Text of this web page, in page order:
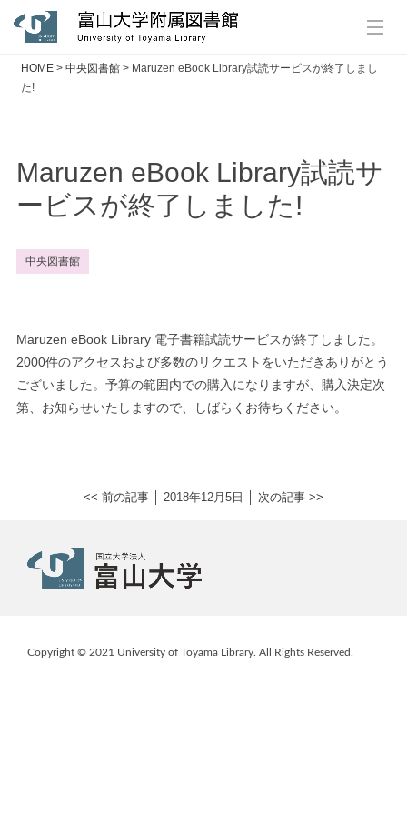
HOME> 中央図書館> Maruzen eBook Library試読サービスが終了しまし
た!
Maruzen eBook Library試読サ
ービスが終了しました!
中央図書館
Maruzen eBook Library 電子書籍試読サービスが終了しました。
2000件のアクセスおよび多数のリクエストをいただきありがとう
ございました。予算の範囲内での購入になりますが、購入決定次
第、お知らせいたしますので、しばらくお待ちください。
<< 前の記事 │ 2018年12月5日 │ 次の記事 >>
Copyright © 2021 University of Toyama Library. All Rights Reserved.